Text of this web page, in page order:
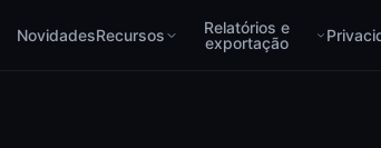
NovidadesRecursos
Relatórios e
exportação